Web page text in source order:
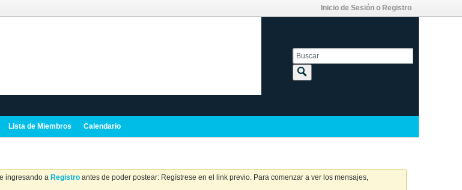
Inicio de Sesión o Registro
Lista de Miembros Calendario
ingresando a Registro antes de poder postear: Regístrese en el link previo. Para comenzar a ver los mensajes,